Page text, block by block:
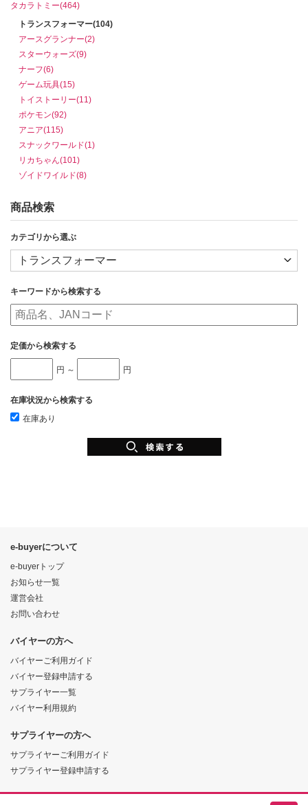
タカラトミー(464)
トランスフォーマー(104)
アースグランナー(2)
スターウォーズ(9)
ナーフ(6)
ゲーム玩具(15)
トイストーリー(11)
ポケモン(92)
アニア(115)
スナックワールド(1)
リカちゃん(101)
ゾイドワイルド(8)
商品検索
カテゴリから選ぶ
キーワードから検索する
定価から検索する
円 ～ 円
在庫状況から検索する
在庫あり
e-buyerについて
e-buyerトップ
お知らせ一覧
運営会社
お問い合わせ
バイヤーの方へ
バイヤーご利用ガイド
バイヤー登録申請する
サプライヤー一覧
バイヤー利用規約
サプライヤーの方へ
サプライヤーご利用ガイド
サプライヤー登録申請する